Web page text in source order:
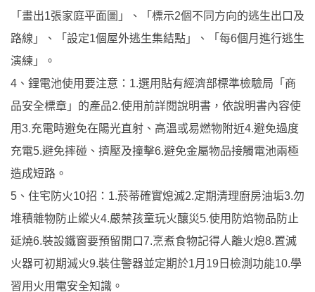
「畫出1張家庭平面圖」、「標示2個不同方向的逃生出口及
路線」、「設定1個屋外逃生集結點」、「每6個月進行逃生
演練」。
4、鋰電池使用要注意：1.選用貼有經濟部標準檢驗局「商
品安全標章」的產品2.使用前詳閱說明書，依說明書內容使
用3.充電時避免在陽光直射、高溫或易燃物附近4.避免過度
充電5.避免摔碰、擠壓及撞擊6.避免金屬物品接觸電池兩極
造成短路。
5、住宅防火10招：1.菸蒂確實熄滅2.定期清理廚房油垢3.勿
堆積雜物防止縱火4.嚴禁孩童玩火釀災5.使用防焰物品防止
延燒6.裝設鐵窗要預留開口7.烹煮食物記得人離火熄8.置滅
火器可初期滅火9.裝住警器並定期於1月19日檢測功能10.學
習用火用電安全知識。